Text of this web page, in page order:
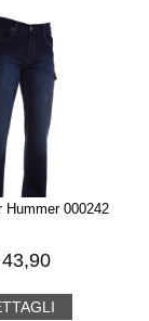
Hummer 000242
43,90